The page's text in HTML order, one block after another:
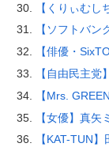
【くりぃむし
【ソフトバン
【俳優・
【自由民主党
【Mrs.
【女優】真矢
【KAT-TUN】